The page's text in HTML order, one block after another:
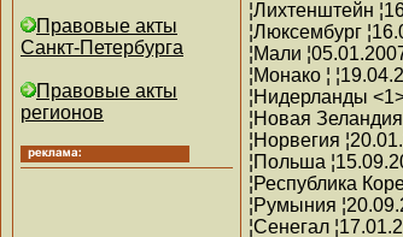
Правовые акты
Санкт-Петербурга
Правовые акты
регионов
¦Лихтенштейн
¦Люксембург
¦Мали
¦Монако ¦
¦Нидерланды
¦Новая Зеландия
¦Норвегия
¦Польша
¦Республика
¦Румыния
¦Сенегал